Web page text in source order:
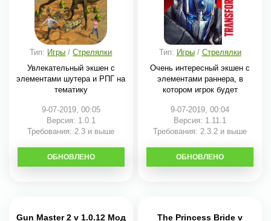
Тип: Игры /Стрелялки
Увлекательный экшен с
элементами шутера и РПГ на
тематику
9-07-2019, 00:05
Версия: 1.0.1
Требования: 2.3 и выше
СКАЧАТЬ
ОБНОВЛЕНО
Тип: Игры/ Стрелялки
Очень интересный экшен с
элементами раннера, в
котором игрок будет
9-07-2019, 00:04
Версия: 1.11.1
Требования: 2.3.2 и выше
СКАЧАТЬ
ОБНОВЛЕНО
Gun Master 2 v 1.0.12 Мод
The Princess Bride v